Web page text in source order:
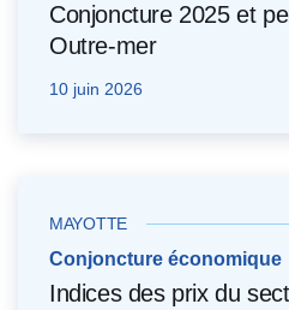
Conjoncture 2025 et
Outre-mer
10 juin 2026
MAYOTTE
Conjoncture économique
Indices des prix du